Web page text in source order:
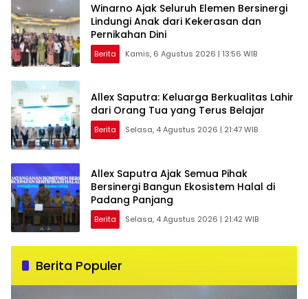
Winarno Ajak Seluruh Elemen Bersinergi
Lindungi Anak dari Kekerasan dan
Pernikahan Dini
Berita Kamis, 6 Agustus 2026 | 13:56 WIB
Allex Saputra: Keluarga Berkualitas Lahir
dari Orang Tua yang Terus Belajar
Berita Selasa, 4 Agustus 2026 | 21:47 WIB
Allex Saputra Ajak Semua Pihak
Bersinergi Bangun Ekosistem Halal di
Padang Panjang
Berita Selasa, 4 Agustus 2026 | 21:42 WIB
Berita Populer